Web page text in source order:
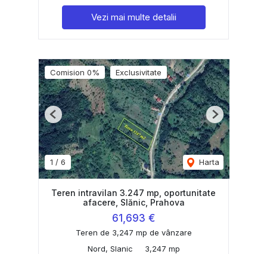
Vezi mai multe detalii
Comision 0% Exclusivitate
1 / 6 Harta
Previous Next
Teren intravilan 3.247 mp, oportunitate
afacere, Slănic, Prahova
61,693 €
Teren de 3,247 mp de vânzare
Nord, Slanic
3,247 mp